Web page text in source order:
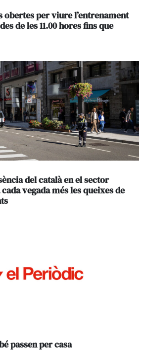
obertes per viure l’entrenament
de les 11.00 hores fins que
del català en el sector
vegada més les queixes de
passen per casa